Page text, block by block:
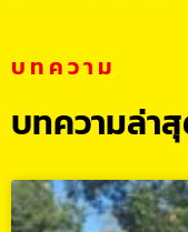
บทความ
บทความล่า